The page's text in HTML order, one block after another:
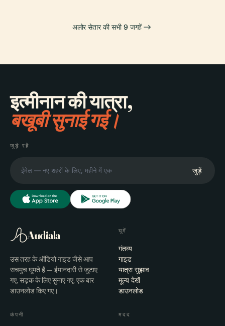
अलोर सेतार की सभी 9 जगहें
इत्मीनान की यात्रा,
बखूबी सुनाई गई।
जुड़े रहें
जुड़ें
Audiala
उस तरह के ऑडियो गाइड जैसे आप
सचमुच घूमते हैं — ईमानदारी से जुटाए
गए, सड़क के लिए सुनाए गए, एक बार
डाउनलोड किए गए।
घूमें
गंतव्य
गाइड
यात्रा सुझाव
मूल्य देखें
डाउनलोड
कंपनी मदद